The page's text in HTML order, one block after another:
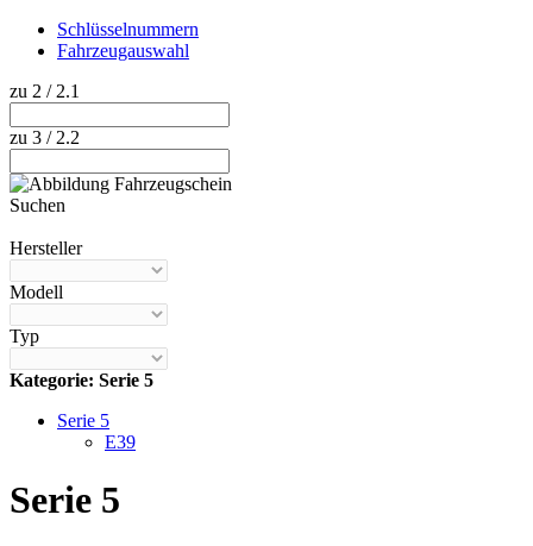
Schlüsselnummern
Fahrzeugauswahl
zu 2 / 2.1
zu 3 / 2.2
Suchen
Hersteller
Modell
Typ
Kategorie: Serie 5
Serie 5
E39
Serie 5